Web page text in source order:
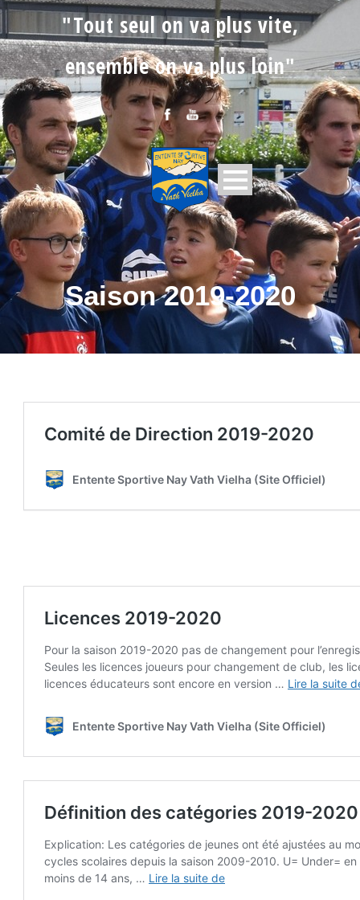
"Tout seul on va plus vite,
ensemble on va plus loin"
Saison 2019-2020